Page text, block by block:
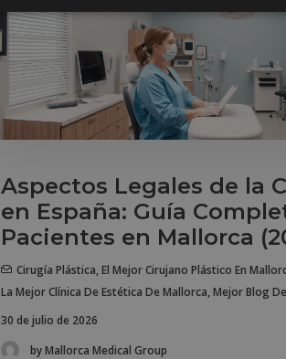
Aspectos Legales de la
en España: Guía
Pacientes en Mallorca
Cirugía Plástica,El Mejor Cirujano Plástico En
La Mejor Clínica De Estética De Mallorca,Mejor Blog
30 de julio de 2026
by Mallorca Medical Group